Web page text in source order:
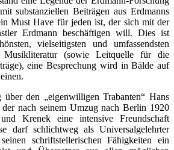
substanziellen Beiträgen aus Erdmanns
Must Have für jeden ist, der sich mit der
Erdmann beschäftigen will. Dies ist
vielseitigsten und umfassendsten
Musikliteratur (sowie Leitquelle für die
eine Besprechung wird in Bälde auf
den „eigenwilligen Trabanten“ Hans
nach seinem Umzug nach Berlin 1920
Krenek eine intensive Freundschaft
darf schlichtweg als Universalgelehrter
schriftstellerischen Fähigkeiten ein